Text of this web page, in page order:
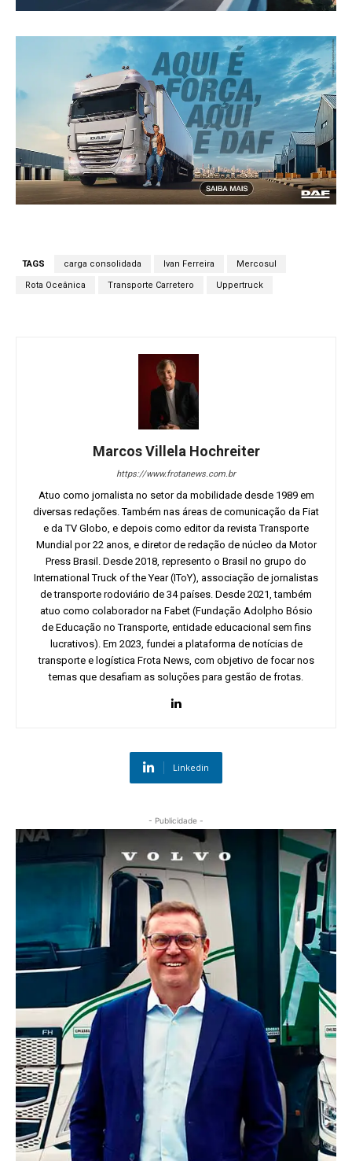
TAGS carga consolidada Ivan Ferreira Mercosul
Rota Oceânica Transporte Carretero Uppertruck
Marcos Villela Hochreiter
https://www.frotanews.com.br
Atuo como jornalista no setor da mobilidade desde 1989 em
diversas redações. Também nas áreas de comunicação da Fiat
e da TV Globo, e depois como editor da revista Transporte
Mundial por 22 anos, e diretor de redação de núcleo da Motor
Press Brasil. Desde 2018, represento o Brasil no grupo do
International Truck of the Year (IToY), associação de jornalistas
de transporte rodoviário de 34 países. Desde 2021, também
atuo como colaborador na Fabet (Fundação Adolpho Bósio
de Educação no Transporte, entidade educacional sem fins
lucrativos). Em 2023, fundei a plataforma de notícias de
transporte e logística Frota News, com objetivo de focar nos
temas que desafiam as soluções para gestão de frotas.
Linkedin
- Publicidade -